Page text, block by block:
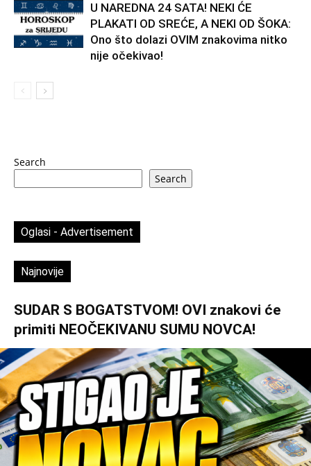
U NAREDNA 24 SATA! NEKI ĆE
PLAKATI OD SREĆE, A NEKI OD ŠOKA:
Ono što dolazi OVIM znakovima nitko
nije očekivao!
Search
Search
Oglasi - Advertisement
Najnovije
SUDAR S BOGATSTVOM! OVI znakovi će
primiti NEOČEKIVANU SUMU NOVCA!